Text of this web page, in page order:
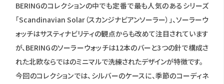
BERINGのコレクションの中でも定番で最も人気のあるシリーズ
「Scandinavian Solar（スカンジナビアンソーラー）」、ソーラーウ
ォッチはサスティナビリティの観点からも改めて注目されています
が、BERINGのソーラーウォッチは12本のバーと3つの針で構成さ
れた北欧ならではのミニマルで洗練されたデザインが特徴です。
今回のコレクションでは、シルバーのケースに、季節のコーディネ